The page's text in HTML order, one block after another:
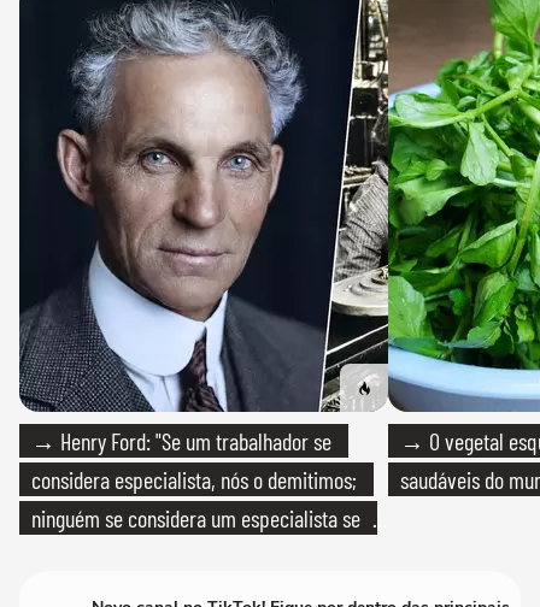
→ Henry Ford: "Se um trabalhador se
considera especialista, nós o demitimos;
ninguém se considera um especialista se
→ O vegetal
saudáveis do